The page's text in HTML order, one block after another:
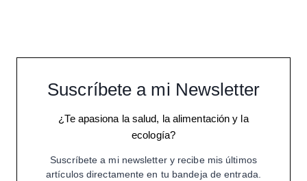
Suscríbete a mi Newsletter
¿Te apasiona la salud, la alimentación y la
ecología?
Suscríbete a mi newsletter y recibe mis últimos
artículos directamente en tu bandeja de entrada.